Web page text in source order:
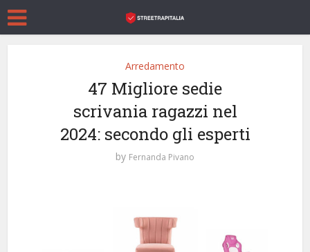
Arredamento
47 Migliore sedie
scrivania ragazzi nel
2024: secondo gli esperti
by Fernanda Pivano